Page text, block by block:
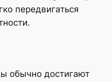
передвигаться
обычно достигают